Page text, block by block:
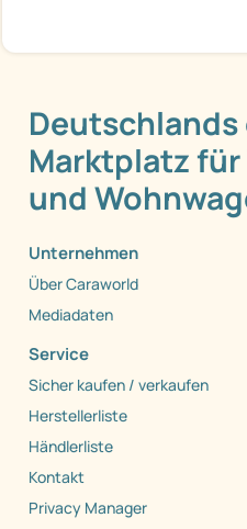
Marktplatz
und
Unternehmen
Über Caraworld
Mediadaten
Service
Sicher kaufen / verkaufen
Herstellerliste
Händlerliste
Kontakt
Privacy Manager